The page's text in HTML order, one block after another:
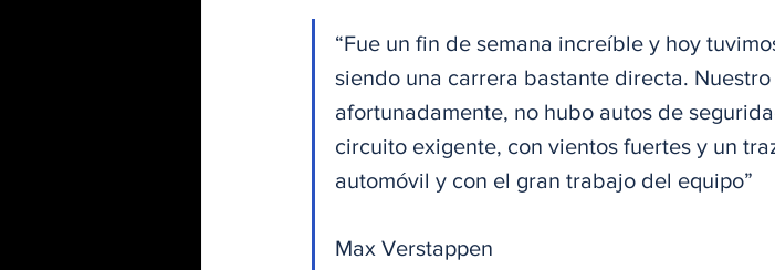
“Fue un fin de semana increíble y hoy
siendo una carrera bastante directa.
afortunadamente, no hubo autos de
circuito exigente, con vientos fuertes y un
automóvil y con el gran trabajo del equipo”
Max Verstappen